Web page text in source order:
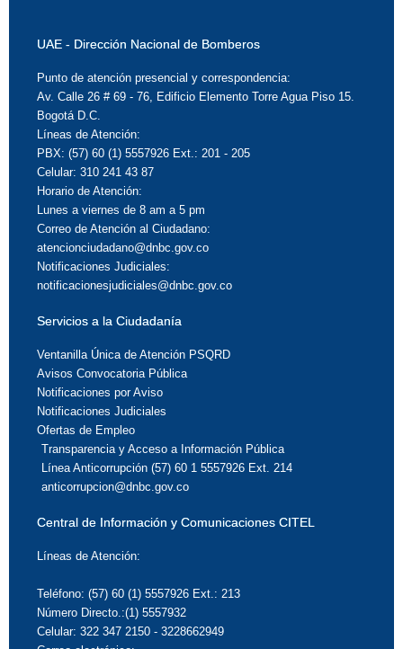
UAE - Dirección Nacional de Bomberos
Punto de atención presencial y correspondencia:
Av. Calle 26 # 69 - 76, Edificio Elemento Torre Agua Piso 15.
Bogotá D.C.
Líneas de Atención:
PBX: (57) 60 (1) 5557926 Ext.: 201 - 205
Celular: 310 241 43 87
Horario de Atención:
Lunes a viernes de 8 am a 5 pm
Correo de Atención al Ciudadano:
atencionciudadano@dnbc.gov.co
Notificaciones Judiciales:
notificacionesjudiciales@dnbc.gov.co
Servicios a la Ciudadanía
Ventanilla Única de Atención PSQRD
Avisos Convocatoria Pública
Notificaciones por Aviso
Notificaciones Judiciales
Ofertas de Empleo
Transparencia y Acceso a Información Pública
Línea Anticorrupción (57) 60 1 5557926 Ext. 214
anticorrupcion@dnbc.gov.co
Central de Información y Comunicaciones CITEL
Líneas de Atención:
Teléfono: (57) 60 (1) 5557926 Ext.: 213
Número Directo.:(1) 5557932
Celular: 322 347 2150 - 3228662949